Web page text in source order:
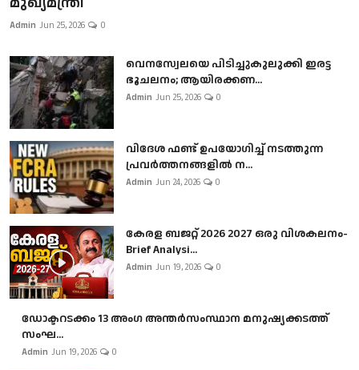
Admin Jun 25, 2026 0
വെനസ്വേലയെ പിടിച്ചുകുലുക്കി ഇരട്ട
ഭൂചലനം; ആയിരക്കണ...
Admin Jun 25, 2026 0
വിദേശ ഫണ്ട് ഉപയോഗിച്ച് നടത്തുന്ന
പ്രവർത്തനങ്ങളിൽ ന...
Admin Jun 24, 2026 0
കേരള ബജറ്റ് 2026 2027 ഒരു വിശകലനം-
Brief Analysi...
Admin Jun 19, 2026 0
ഡോക്ടറടക്കം 13 അംഗ അന്തർസംസ്ഥാന മനുഷ്യക്കടത്ത്
സംഘ...
Admin Jun 19, 2026 0